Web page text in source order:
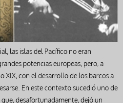
las islas del Pacífico no eran
potencias europeas, pero, a
XIX, con el desarrollo de los barcos a
En este contexto sucedió uno de
desafortunadamente, dejó un